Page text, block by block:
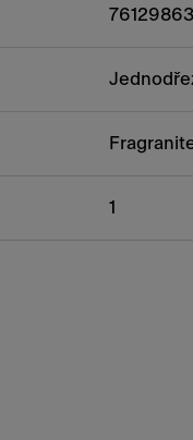
1